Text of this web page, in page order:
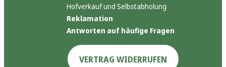
Hofverkauf und Selbstabholung
Reklamation
Antworten auf häufige Fragen
VERTRAG WIDERRUFEN